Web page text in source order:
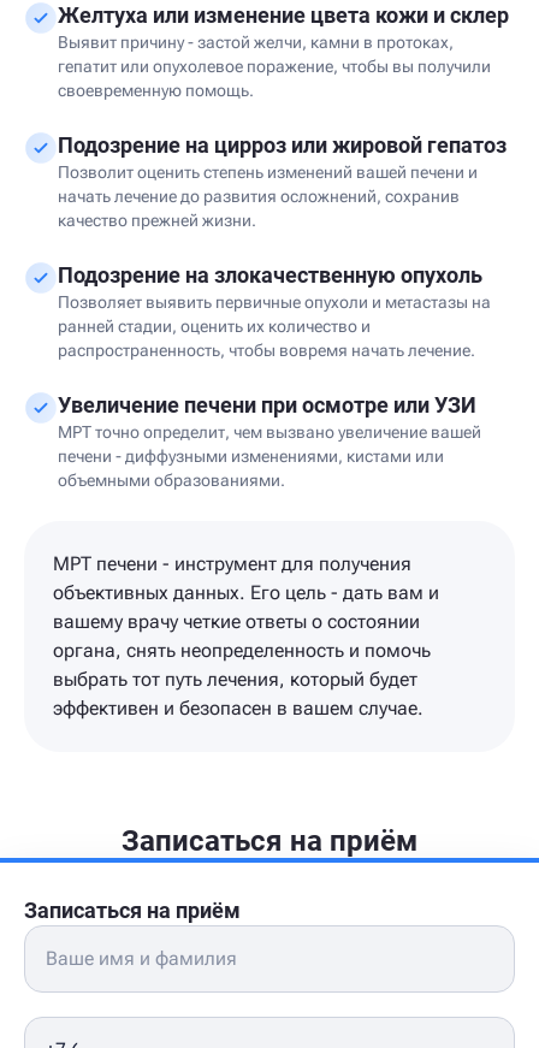
Желтуха или изменение цвета кожи и склер
Выявит причину - застой желчи, камни в протоках,
гепатит или опухолевое поражение, чтобы вы получили
своевременную помощь.
Подозрение на цирроз или жировой гепатоз
Позволит оценить степень изменений вашей печени и
начать лечение до развития осложнений, сохранив
качество прежней жизни.
Подозрение на злокачественную опухоль
Позволяет выявить первичные опухоли и метастазы на
ранней стадии, оценить их количество и
распространенность, чтобы вовремя начать лечение.
Увеличение печени при осмотре или УЗИ
МРТ точно определит, чем вызвано увеличение вашей
печени - диффузными изменениями, кистами или
объемными образованиями.
МРТ печени - инструмент для получения
объективных данных. Его цель - дать вам и
вашему врачу четкие ответы о состоянии
органа, снять неопределенность и помочь
выбрать тот путь лечения, который будет
эффективен и безопасен в вашем случае.
Записаться на приём
Записаться на приём